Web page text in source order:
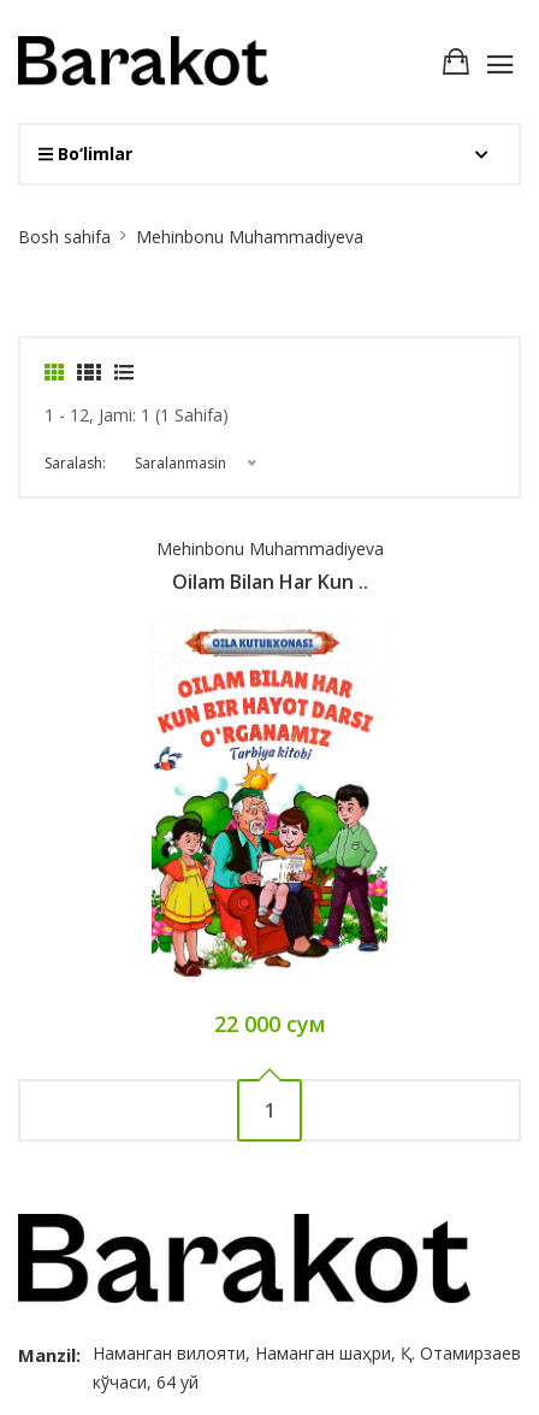
Bo‘limlar
Breadcrumb
Bosh sahifa Mehinbonu Muhammadiyeva
1 - 12, Jami: 1 (1 Sahifa)
Saralash: Saralanmasin
Mehinbonu Muhammadiyeva
Oilam Bilan Har Kun ..
22 000 сум
1
Manzil: Наманган вилояти, Наманган шаҳри, Қ. Отамирзаев
кўчаси, 64 уй